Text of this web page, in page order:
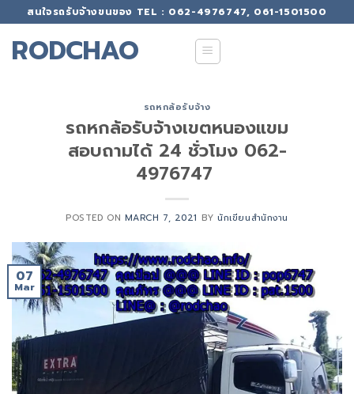
to
content
สนใจรถรับจ้างขนของ TEL : 062-4976747, 061-1501500
RODCHAO
รถหกล้อรับจ้าง
รถหกล้อรับจ้างเขตหนองแขม
สอบถามได้ 24 ชั่วโมง 062-
4976747
POSTED ON MARCH 7, 2021 BYนักเขียนสำนักงาน
07
Mar